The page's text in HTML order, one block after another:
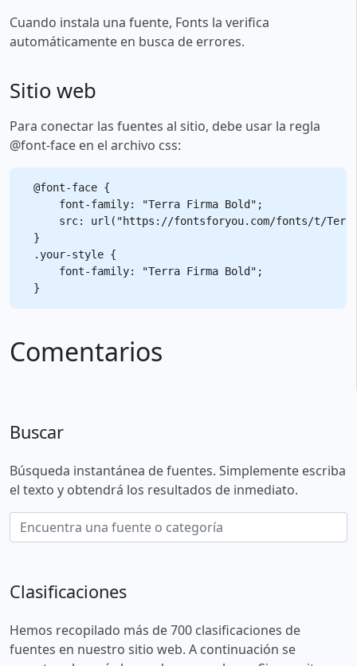
Cuando instala una fuente, Fonts la verifica
automáticamente en busca de errores.
Sitio web
Para conectar las fuentes al sitio, debe usar la regla
@font-face en el archivo css:
@font-face {
    font-family: "Terra Firma Bold";
src: url("https://fontsforyou.com/fonts/t/
}
.your-style {
    font-family: "Terra Firma Bold";
Comentarios
Buscar
Búsqueda instantánea de fuentes. Simplemente escriba
el texto y obtendrá los resultados de inmediato.
Clasificaciones
Hemos recopilado más de 700 clasificaciones de
fuentes en nuestro sitio web. A continuación se